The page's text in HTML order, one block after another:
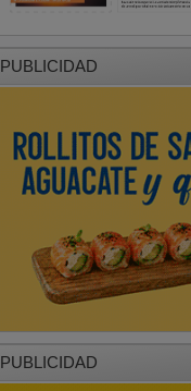
PUBLICIDAD
PUBLICIDAD